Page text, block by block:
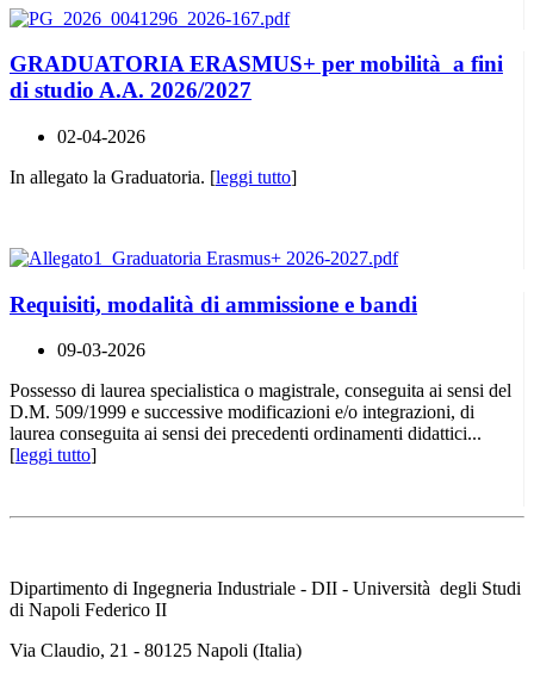
GRADUATORIA ERASMUS+ per mobilità a fini
di studio A.A. 2026/2027
02-04-2026
In allegato la Graduatoria. [leggi tutto]
Requisiti, modalità di ammissione e bandi
09-03-2026
Possesso di laurea specialistica o magistrale, conseguita ai sensi del
D.M. 509/1999 e successive modificazioni e/o integrazioni, di
laurea conseguita ai sensi dei precedenti ordinamenti didattici...
[leggi tutto]
Dipartimento di Ingegneria Industriale - DII - Università degli Studi
di Napoli Federico II
Via Claudio, 21 - 80125 Napoli (Italia)